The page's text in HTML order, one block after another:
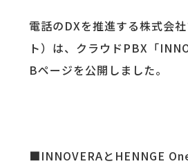
電話のDXを推進する株式会
ト）は、クラウドPBX「
Bページを公開しました。
■INNOVERAとHENNGE